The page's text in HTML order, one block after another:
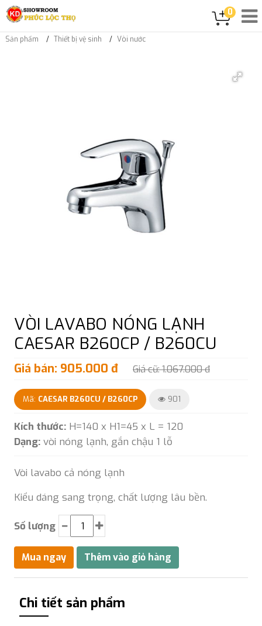
0
Sản phẩm Thiết bị vệ sinh Vòi nước
VÒI LAVABO NÓNG LẠNH
CAESAR B260CP / B260CU
Giá bán: 905.000 đ Giá cũ: 1.067.000 đ
Mã: CAESAR B260CU / B260CP 901
Kích thước: H=140 x H1=45 x L = 120
Dạng: vòi nóng lạnh, gắn chậu 1 lỗ
Vòi lavabo cả nóng lạnh
Kiểu dáng sang trọng, chất lượng lâu bền.
Số lượng
Chi tiết sản phẩm